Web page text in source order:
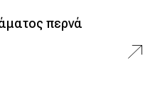
περνά